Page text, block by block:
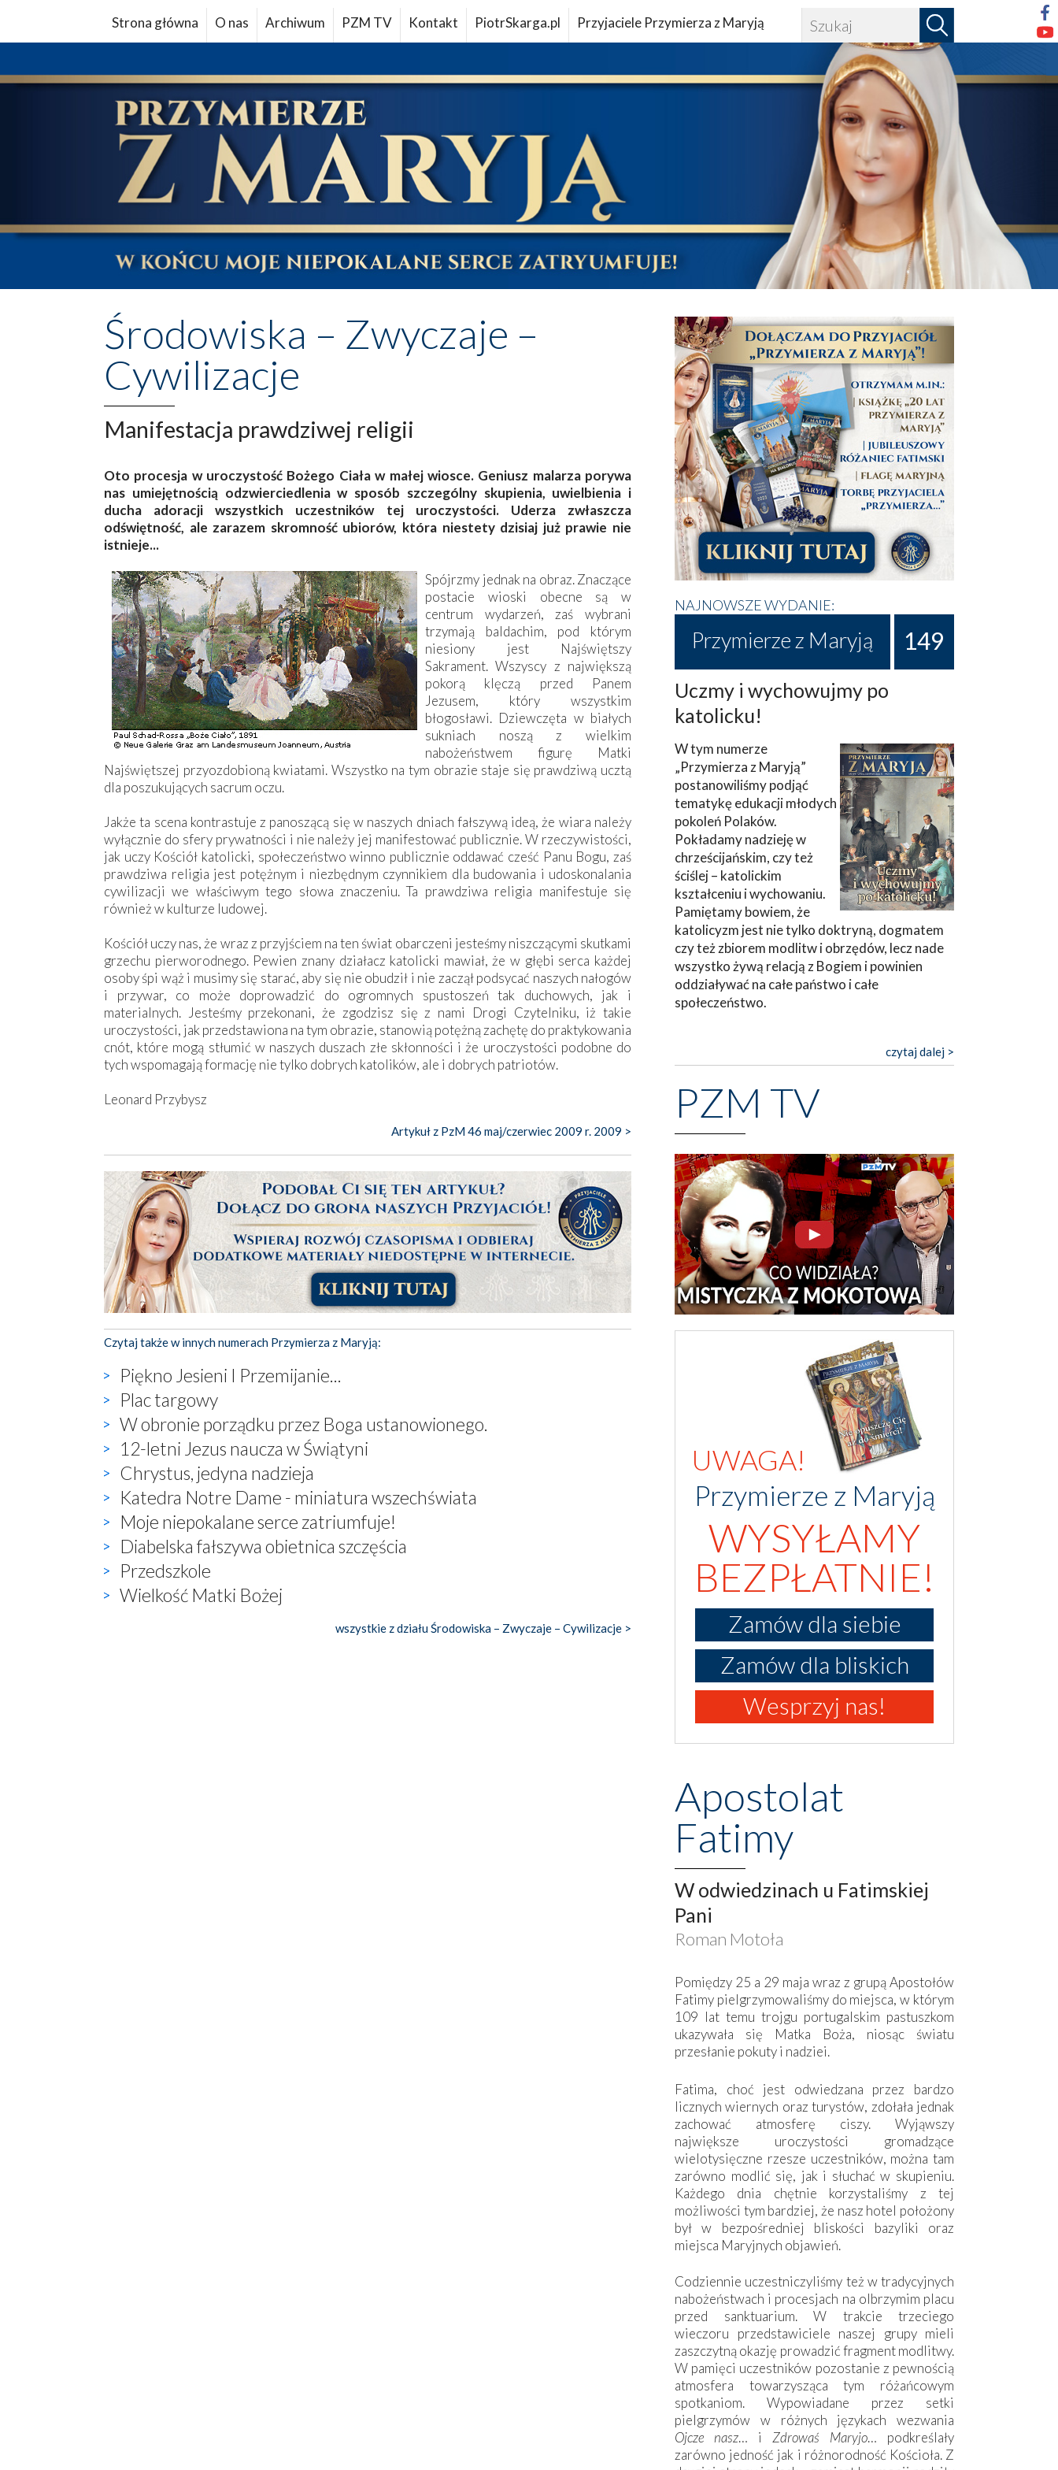
Strona główna O nas Archiwum PZM TV Kontakt PiotrSkarga.pl Przyjaciele Przymierza z Maryją
Środowiska – Zwyczaje –
Cywilizacje
Manifestacja prawdziwej religii
Oto procesja w uroczystość Bożego Ciała w małej wiosce. Geniusz malarza porywa
nas umiejętnością odzwierciedlenia w sposób szczególny skupienia, uwielbienia i
ducha adoracji wszystkich uczestników tej uroczystości. Uderza zwłaszcza
odświętność, ale zarazem skromność ubiorów, która niestety dzisiaj już prawie nie
istnieje...
Spójrzmy jednak na obraz. Znaczące
postacie wioski obecne są w
centrum wydarzeń, zaś wybrani
trzymają baldachim, pod którym
niesiony jest Najświętszy
Sakrament. Wszyscy z największą
pokorą klęczą przed Panem
Jezusem, który wszystkim
błogosławi. Dziewczęta w białych
sukniach noszą z wielkim
nabożeństwem figurę Matki
Najświętszej przyozdobioną kwiatami. Wszystko na tym obrazie staje się prawdziwą ucztą
dla poszukujących sacrum oczu.
Jakże ta scena kontrastuje z panoszącą się w naszych dniach fałszywą ideą, że wiara należy
wyłącznie do sfery prywatności i nie należy jej manifestować publicznie. W rzeczywistości,
jak uczy Kościół katolicki, społeczeństwo winno publicznie oddawać cześć Panu Bogu, zaś
prawdziwa religia jest potężnym i niezbędnym czynnikiem dla budowania i udoskonalania
cywilizacji we właściwym tego słowa znaczeniu. Ta prawdziwa religia manifestuje się
również w kulturze ludowej.
Kościół uczy nas, że wraz z przyjściem na ten świat obarczeni jesteśmy niszczącymi skutkami
grzechu pierworodnego. Pewien znany działacz katolicki mawiał, że w głębi serca każdej
osoby śpi wąż i musimy się starać, aby się nie obudził i nie zaczął podsycać naszych nałogów
i przywar, co może doprowadzić do ogromnych spustoszeń tak duchowych, jak i
materialnych. Jesteśmy przekonani, że zgodzisz się z nami Drogi Czytelniku, iż takie
uroczystości, jak przedstawiona na tym obrazie, stanowią potężną zachętę do praktykowania
cnót, które mogą stłumić w naszych duszach złe skłonności i że uroczystości podobne do
tych wspomagają formację nie tylko dobrych katolików, ale i dobrych patriotów.
Leonard Przybysz
Artykuł z PzM 46 maj/czerwiec 2009 r. 2009 >
Czytaj także w innych numerach Przymierza z Maryją:
Piękno Jesieni I Przemijanie...
Plac targowy
W obronie porządku przez Boga ustanowionego.
12-letni Jezus naucza w Świątyni
Chrystus, jedyna nadzieja
Katedra Notre Dame - miniatura wszechświata
Moje niepokalane serce zatriumfuje!
Diabelska fałszywa obietnica szczęścia
Przedszkole
Wielkość Matki Bożej
wszystkie z działu Środowiska – Zwyczaje – Cywilizacje >
NAJNOWSZE WYDANIE:
Przymierze z Maryją 149
Uczmy i wychowujmy po
katolicku!
W tym numerze
„Przymierza z Maryją”
postanowiliśmy podjąć
tematykę edukacji młodych
pokoleń Polaków.
Pokładamy nadzieję w
chrześcijańskim, czy też
ściślej – katolickim
kształceniu i wychowaniu.
Pamiętamy bowiem, że
katolicyzm jest nie tylko doktryną, dogmatem
czy też zbiorem modlitw i obrzędów, lecz nade
wszystko żywą relacją z Bogiem i powinien
oddziaływać na całe państwo i całe
społeczeństwo.
czytaj dalej >
PZM TV
UWAGA!
Przymierze z Maryją
WYSYŁAMY
BEZPŁATNIE!
Zamów dla siebie
Zamów dla bliskich
Wesprzyj nas!
Apostolat
Fatimy
W odwiedzinach u Fatimskiej
Pani
Roman Motoła
Pomiędzy 25 a 29 maja wraz z grupą Apostołów
Fatimy pielgrzymowaliśmy do miejsca, w którym
109 lat temu trojgu portugalskim pastuszkom
ukazywała się Matka Boża, niosąc światu
przesłanie pokuty i nadziei.
Fatima, choć jest odwiedzana przez bardzo
licznych wiernych oraz turystów, zdołała jednak
zachować atmosferę ciszy. Wyjąwszy
największe uroczystości gromadzące
wielotysięczne rzesze uczestników, można tam
zarówno modlić się, jak i słuchać w skupieniu.
Każdego dnia chętnie korzystaliśmy z tej
możliwości tym bardziej, że nasz hotel położony
był w bezpośredniej bliskości bazyliki oraz
miejsca Maryjnych objawień.
Codziennie uczestniczyliśmy też w tradycyjnych
nabożeństwach i procesjach na olbrzymim placu
przed sanktuarium. W trakcie trzeciego
wieczoru przedstawiciele naszej grupy mieli
zaszczytną okazję prowadzić fragment modlitwy.
W pamięci uczestników pozostanie z pewnością
atmosfera towarzysząca tym różańcowym
spotkaniom. Wypowiadane przez setki
pielgrzymów w różnych językach wezwania
Ojcze nasz… i Zdrowaś Maryjo… podkreślały
zarówno jedność jak i różnorodność Kościoła. Z